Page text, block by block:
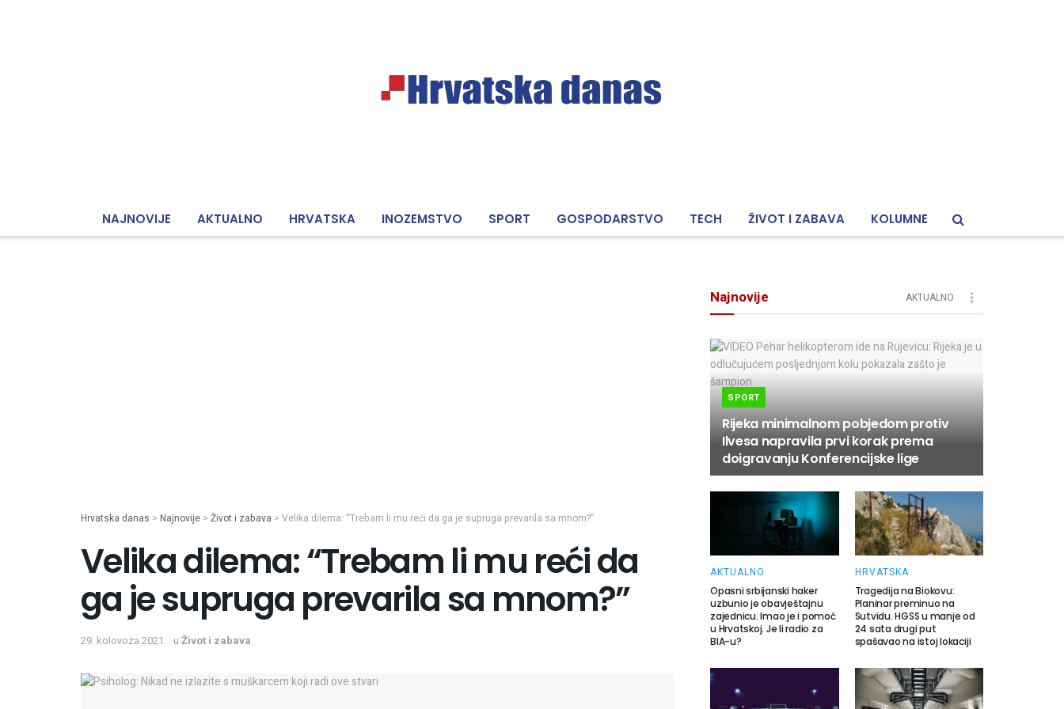
NAJNOVIJE AKTUALNO HRVATSKA INOZEMSTVO SPORT GOSPODARSTVO TECH ŽIVOT I ZABAVA KOLUMNE
Hrvatska danas > Najnovije > Život i zabava > Velika dilema: “Trebam li mu reći da ga je supruga prevarila sa mnom?”
Velika dilema: “Trebam li mu reći da
ga je supruga prevarila sa mnom?”
29. kolovoza 2021. u Život i zabava
Najnovije AKTUALNO
SPORT
Rijeka minimalnom pobjedom protiv
Ilvesa napravila prvi korak prema
doigravanju Konferencijske lige
AKTUALNO
Opasni srbijanski haker
uzbunio je obavještajnu
zajednicu. Imao je i pomoć
u Hrvatskoj. Je li radio za
BIA-u?
HRVATSKA
Tragedija na Biokovu:
Planinar preminuo na
Sutvidu. HGSS u manje od
24 sata drugi put
spašavao na istoj lokaciji